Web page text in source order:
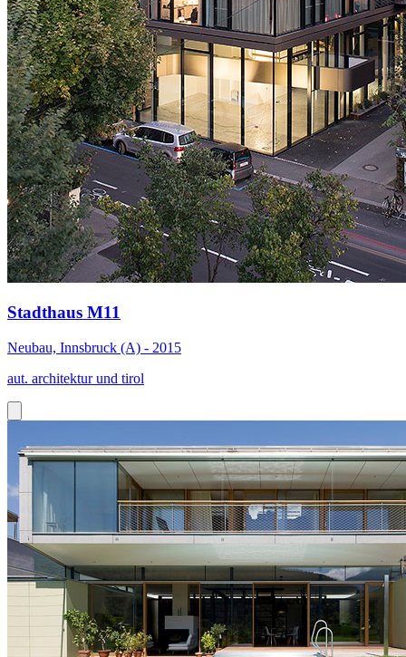
Stadthaus M11
Neubau, Innsbruck (A) - 2015
aut. architektur und tirol